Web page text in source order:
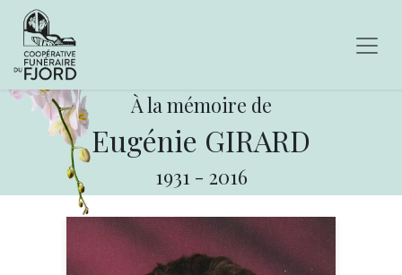
À la mémoire de
Eugénie GIRARD
1931 - 2016